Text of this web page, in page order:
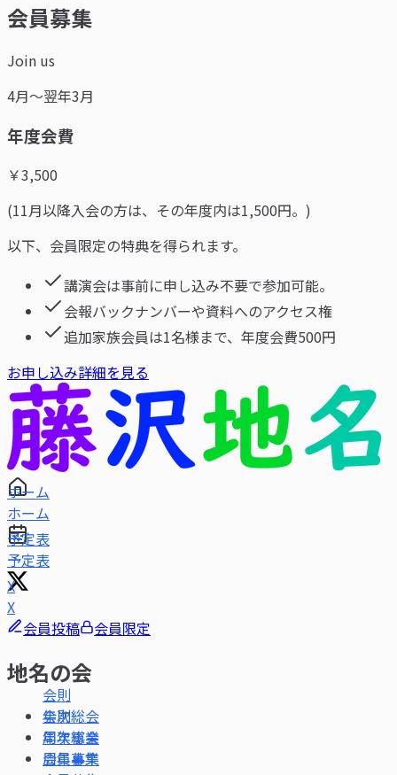
会員募集
Join us
4月～翌年3月
年度会費
￥3,500
(11月以降入会の方は、その年度内は1,500円。)
以下、会員限定の特典を得られます。
講演会は事前に申し込み不要で参加可能。
会報バックナンバーや資料へのアクセス権
追加家族会員は1名様まで、年度会費500円
お申し込み詳細を見る
ホーム
予定表
X
会員投稿
会員限定
地名の会
会則
年次総会
周年事業